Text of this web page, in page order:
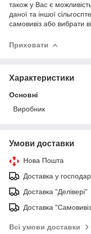
також у Вас є
даної та іншої
самовивіз або вибрати
Приховати
Характеристики
Основні
Виробник
Умови доставки
Нова Пошта
Доставка у
Доставка "Делівері"
Доставка
Всі умови доставки